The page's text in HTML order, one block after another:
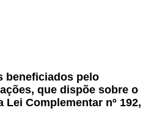
beneficiados pelo
que dispõe sobre o
Complementar nº 192,